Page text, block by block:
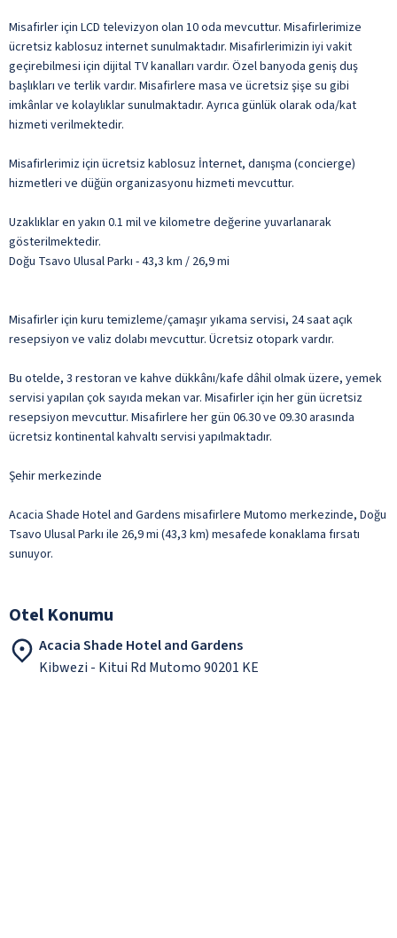
Misafirler için LCD televizyon olan 10 oda mevcuttur. Misafirlerimize
ücretsiz kablosuz internet sunulmaktadır. Misafirlerimizin iyi vakit
geçirebilmesi için dijital TV kanalları vardır. Özel banyoda geniş duş
başlıkları ve terlik vardır. Misafirlere masa ve ücretsiz şişe su gibi
imkânlar ve kolaylıklar sunulmaktadır. Ayrıca günlük olarak oda/kat
hizmeti verilmektedir.
Misafirlerimiz için ücretsiz kablosuz İnternet, danışma (concierge)
hizmetleri ve düğün organizasyonu hizmeti mevcuttur.
Uzaklıklar en yakın 0.1 mil ve kilometre değerine yuvarlanarak
gösterilmektedir.
Doğu Tsavo Ulusal Parkı - 43,3 km / 26,9 mi
Misafirler için kuru temizleme/çamaşır yıkama servisi, 24 saat açık
resepsiyon ve valiz dolabı mevcuttur. Ücretsiz otopark vardır.
Bu otelde, 3 restoran ve kahve dükkânı/kafe dâhil olmak üzere, yemek
servisi yapılan çok sayıda mekan var. Misafirler için her gün ücretsiz
resepsiyon mevcuttur. Misafirlere her gün 06.30 ve 09.30 arasında
ücretsiz kontinental kahvaltı servisi yapılmaktadır.
Şehir merkezinde
Acacia Shade Hotel and Gardens misafirlere Mutomo merkezinde, Doğu
Tsavo Ulusal Parkı ile 26,9 mi (43,3 km) mesafede konaklama fırsatı
sunuyor.
Otel Konumu
Acacia Shade Hotel and Gardens
Kibwezi - Kitui Rd Mutomo 90201 KE